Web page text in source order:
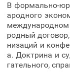
В формально-
ародного
родный
низаций и
а. Доктрина и
гательного,